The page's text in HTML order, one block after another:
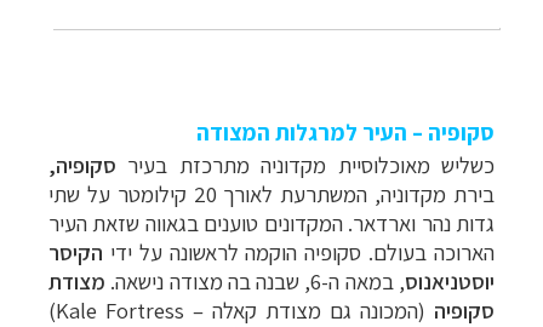
סקופיה – העיר למרגלות המצודה
כשליש מאוכלוסיית מקדוניה מתרכזת בעיר סקופיה,
בירת מקדוניה
, המשתרעת לאורך 20 קילומטר על שתי
גדות נהר וארדאר. המקדונים טוענים בגאווה שזאת העיר
הארוכה בעולם. סקופיה הוקמה לראשונה על ידי הקיסר
יוסטניאנוס, במאה ה-6, שבנה בה מצודה נישאה.
מצודת
סקופיה (המכונה גם מצודת קאלה –
Kale Fortress)